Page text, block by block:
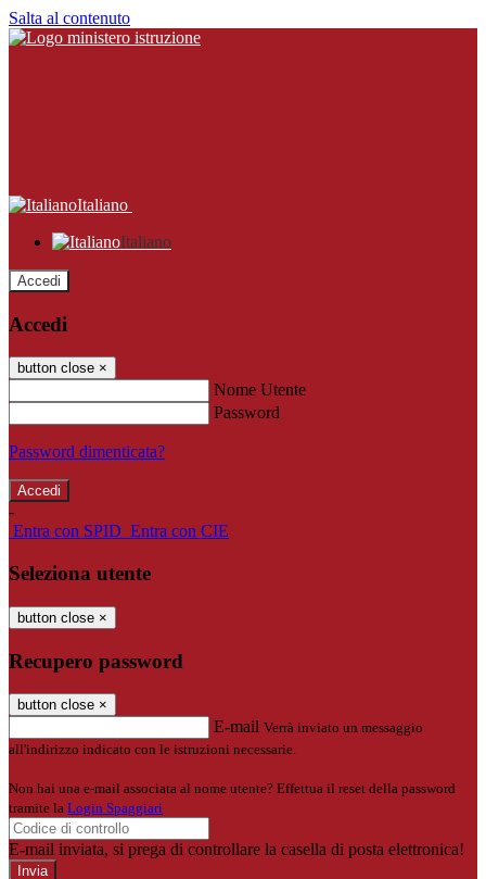
Salta al contenuto
Italiano
Italiano
Accedi
Accedi
button close ×
Nome Utente
Password
Password dimenticata?
-
Entra con SPID Entra con CIE
Seleziona utente
button close ×
Recupero password
button close ×
E-mail Verrà inviato un messaggio
all'indirizzo indicato con le istruzioni necessarie.
Non hai una e-mail associata al nome utente? Effettua il reset della password
tramite la Login Spaggiari
E-mail inviata, si prega di controllare la casella di posta elettronica!